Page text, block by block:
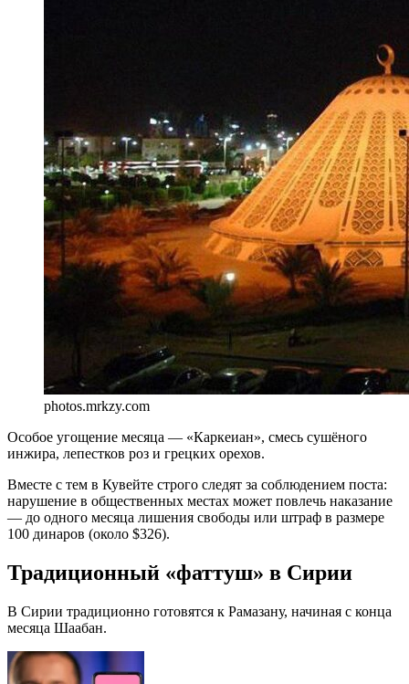
photos.mrkzy.com
Особое угощение месяца — «Каркеиан», смесь сушёного
инжира, лепестков роз и грецких орехов.
Вместе с тем в Кувейте строго следят за соблюдением поста:
нарушение в общественных местах может повлечь наказание
— до одного месяца лишения свободы или штраф в размере
100 динаров (около $326).
Традиционный «фаттуш» в Сирии
В Сирии традиционно готовятся к Рамазану, начиная с конца
месяца Шаабан.